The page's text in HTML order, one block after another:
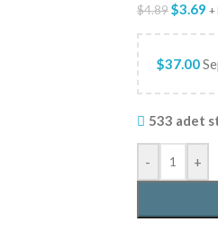
$4.89$3.69 +
$37.00
533 adet
- +